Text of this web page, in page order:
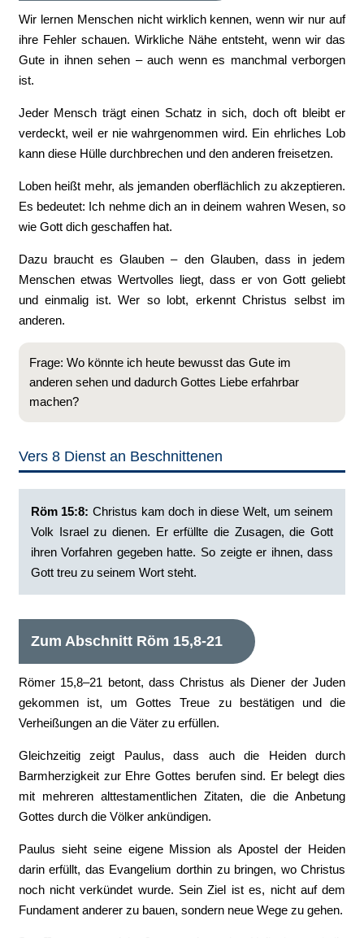
Wir lernen Menschen nicht wirklich kennen, wenn wir nur auf
ihre Fehler schauen. Wirkliche Nähe entsteht, wenn wir das
Gute in ihnen sehen – auch wenn es manchmal verborgen
ist.
Jeder Mensch trägt einen Schatz in sich, doch oft bleibt er
verdeckt, weil er nie wahrgenommen wird. Ein ehrliches Lob
kann diese Hülle durchbrechen und den anderen freisetzen.
Loben heißt mehr, als jemanden oberflächlich zu akzeptieren.
Es bedeutet: Ich nehme dich an in deinem wahren Wesen, so
wie Gott dich geschaffen hat.
Dazu braucht es Glauben – den Glauben, dass in jedem
Menschen etwas Wertvolles liegt, dass er von Gott geliebt
und einmalig ist. Wer so lobt, erkennt Christus selbst im
anderen.
Frage: Wo könnte ich heute bewusst das Gute im
anderen sehen und dadurch Gottes Liebe erfahrbar
machen?
Vers 8 Dienst an Beschnittenen
Röm 15:8: Christus kam doch in diese Welt, um seinem
Volk Israel zu dienen. Er erfüllte die Zusagen, die Gott
ihren Vorfahren gegeben hatte. So zeigte er ihnen, dass
Gott treu zu seinem Wort steht.
Zum Abschnitt Röm 15,8-21
Römer 15,8–21 betont, dass Christus als Diener der Juden
gekommen ist, um Gottes Treue zu bestätigen und die
Verheißungen an die Väter zu erfüllen.
Gleichzeitig zeigt Paulus, dass auch die Heiden durch
Barmherzigkeit zur Ehre Gottes berufen sind. Er belegt dies
mit mehreren alttestamentlichen Zitaten, die die Anbetung
Gottes durch die Völker ankündigen.
Paulus sieht seine eigene Mission als Apostel der Heiden
darin erfüllt, das Evangelium dorthin zu bringen, wo Christus
noch nicht verkündet wurde. Sein Ziel ist es, nicht auf dem
Fundament anderer zu bauen, sondern neue Wege zu gehen.